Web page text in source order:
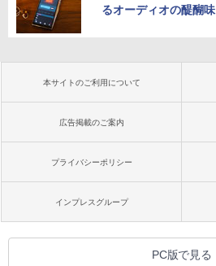
るオーディオの醍醐味
本サイトのご利用について
広告掲載のご案内
プライバシーポリシー
インプレスグループ
PC版で見る